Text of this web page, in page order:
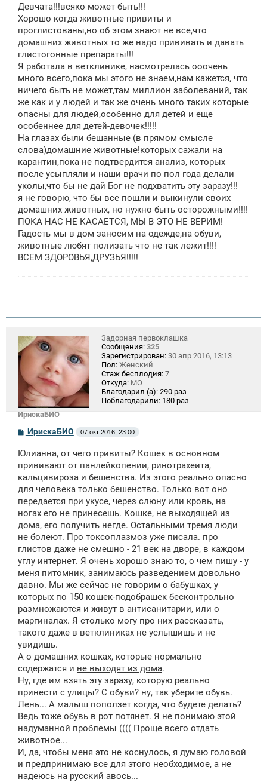
Девчата!!!всяко может быть!!!
Хорошо когда животные привиты и
проглистованы,но об этом знают не все,что
домашних животных то же надо прививать и давать
глистогонные препараты!!!
Я работала в ветклинике, насмотрелась ооочень
много всего,пока мы этого не знаем,нам кажется, что
ничего быть не может,там миллион заболеваний, так
же как и у людей и так же очень много таких которые
опасны для людей,особенно для детей и еще
особеннее для детей-девочек!!!!!
На глазах были бешанные (в прямом смысле
слова)домашние животные!которых сажали на
карантин,пока не подтвердится анализ, которых
после усыпляли и наши врачи по пол года делали
уколы,что бы не дай Бог не подхватить эту заразу!!!
я не говорю, что бы все пошли и выкинули своих
домашних животных, но нужно быть осторожными!!!!
ПОКА НАС НЕ КАСАЕТСЯ, МЫ В ЭТО НЕ ВЕРИМ!
Гадость мы в дом заносим на одежде,на обуви,
животные любят полизать что не так лежит!!!!
ВСЕМ ЗДОРОВЬЯ,ДРУЗЬЯ!!!!!
ИрискаБИО
Задорная первоклашка
Сообщения: 325
Зарегистрирован: 30 апр 2016, 13:13
Пол: Женский
Стаж бесплодия: 7
Откуда: МО
Благодарил (а): 290 раз
Поблагодарили: 180 раз
С
о
б
щ
е
н
и
ИрискаБИО 07 окт 2016, 23:00
Юлианна, от чего привиты? Кошек в основном
прививают от панлейкопении, ринотрахеита,
кальцивироза и бешенства. Из этого реально опасно
для человека только бешенство. Только вот оно
передается при укусе, через слюну или кровь, на
ногах его не принесешь. Кошке, не выходящей из
дома, его получить негде. Остальными тремя люди
не болеют. Про токсоплазмоз уже писала. про
глистов даже не смешно - 21 век на дворе, в каждом
углу интернет. Я очень хорошо знаю то, о чем пишу - у
меня питомник, занимаюсь разведением довольно
давно. Мы же сейчас не говорим о бабушках, у
которых по 150 кошек-подобрашек бесконтрольно
размножаются и живут в антисанитарии, или о
маргиналах. Я столько могу про них рассказать,
такого даже в ветклиниках не услышишь и не
увидишь.
А о домашних кошках, которые нормально
содержатся и не выходят из дома.
Ну, где им взять эту заразу, которую реально
принести с улицы? С обуви? ну, так уберите обувь.
Лень... А малыш поползет когда, что будете делать?
Ведь тоже обувь в рот потянет. Я не понимаю этой
надуманной проблемы (((( Проще всего отдать
животное...
И, да, чтобы меня это не коснулось, я думаю головой
и предпринимаю все для этого необходимое, а не
надеюсь на русский авось...